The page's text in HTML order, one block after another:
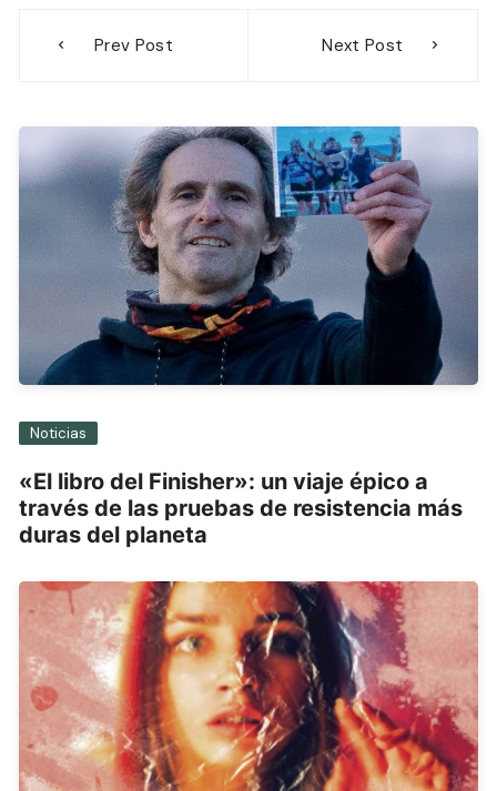
Prev Post Next Post
Noticias
«El libro del Finisher»: un viaje épico a
través de las pruebas de resistencia más
duras del planeta